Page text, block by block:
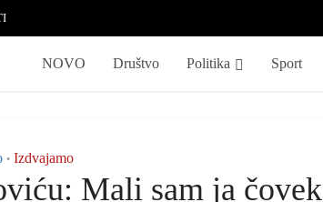
NOVO Društvo Politika Sport
• Izdvajamo
Mali sam ja čovek